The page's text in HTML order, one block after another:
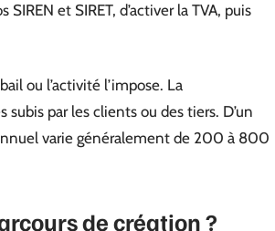
et SIRET, d’activer la TVA, puis
ou l’activité l’impose. La
par les clients ou des tiers. D’un
varie généralement de 200 à 800
de création ?